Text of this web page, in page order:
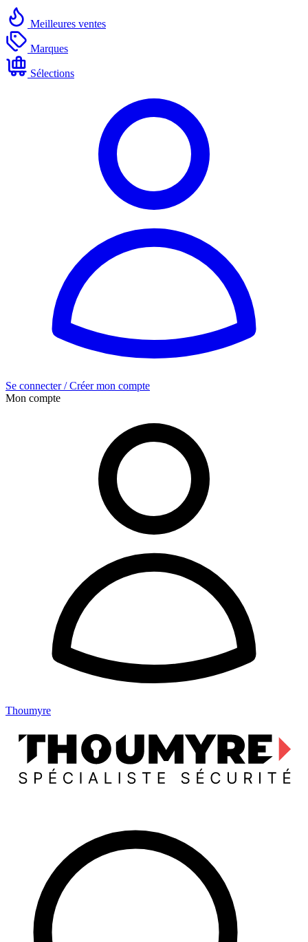
Meilleures ventes
Marques
Sélections
Se connecter / Créer mon compte
Mon compte
Thoumyre